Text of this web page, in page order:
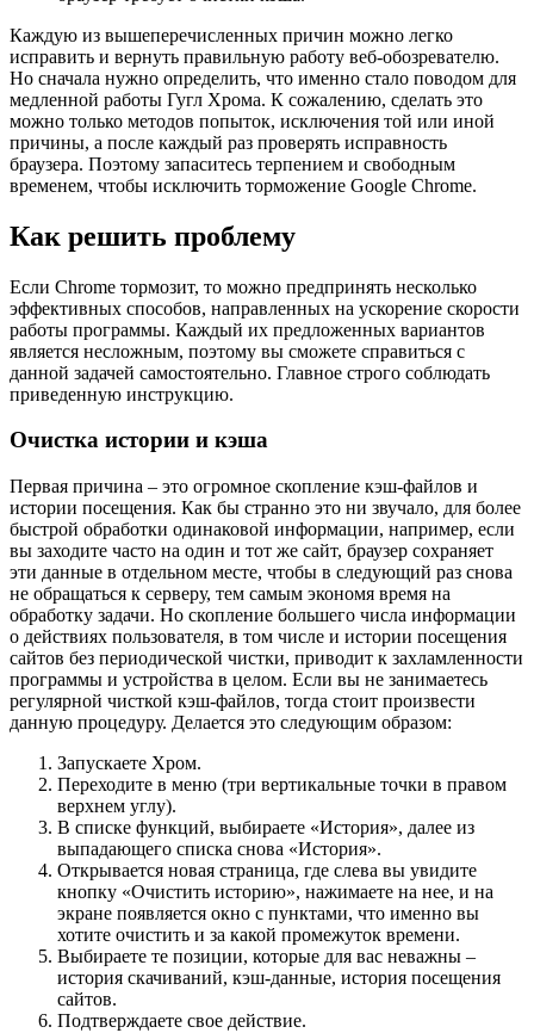
Каждую из вышеперечисленных причин можно легко
исправить и вернуть правильную работу веб-обозревателю.
Но сначала нужно определить, что именно стало поводом для
медленной работы Гугл Хрома. К сожалению, сделать это
можно только методов попыток, исключения той или иной
причины, а после каждый раз проверять исправность
браузера. Поэтому запаситесь терпением и свободным
временем, чтобы исключить торможение Google Chrome.
Как решить проблему
Если Chrome тормозит, то можно предпринять несколько
эффективных способов, направленных на ускорение скорости
работы программы. Каждый их предложенных вариантов
является несложным, поэтому вы сможете справиться с
данной задачей самостоятельно. Главное строго соблюдать
приведенную инструкцию.
Очистка истории и кэша
Первая причина – это огромное скопление кэш-файлов и
истории посещения. Как бы странно это ни звучало, для более
быстрой обработки одинаковой информации, например, если
вы заходите часто на один и тот же сайт, браузер сохраняет
эти данные в отдельном месте, чтобы в следующий раз снова
не обращаться к серверу, тем самым экономя время на
обработку задачи. Но скопление большего числа информации
о действиях пользователя, в том числе и истории посещения
сайтов без периодической чистки, приводит к захламленности
программы и устройства в целом. Если вы не занимаетесь
регулярной чисткой кэш-файлов, тогда стоит произвести
данную процедуру. Делается это следующим образом:
Запускаете Хром.
Переходите в меню (три вертикальные точки в правом
верхнем углу).
В списке функций, выбираете «История», далее из
выпадающего списка снова «История».
Открывается новая страница, где слева вы увидите
кнопку «Очистить историю», нажимаете на нее, и на
экране появляется окно с пунктами, что именно вы
хотите очистить и за какой промежуток времени.
Выбираете те позиции, которые для вас неважны –
история скачиваний, кэш-данные, история посещения
сайтов.
Подтверждаете свое действие.